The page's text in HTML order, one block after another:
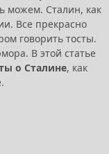
можем. Сталин, как
Все прекрасно
говорить тосты.
В этой статье
о Сталине, как